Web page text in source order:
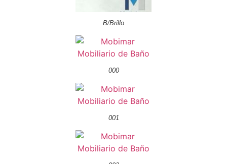
B/Brillo
000
001